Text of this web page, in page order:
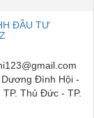
ĐẦU TƯ
Đình Hội -
Thủ Đức - TP.